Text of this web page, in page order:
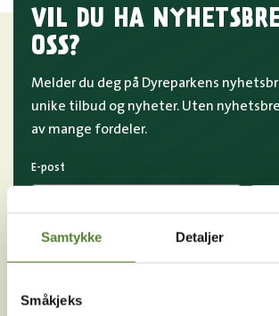
Samtykke Detaljer
Småkjeks
VIL DU HA
OSS?
Melder du deg på Dyreparkens
unike tilbud og nyheter. Uten
av mange fordeler.
E-post
Ved å melde deg på vårt nyhetsbrev godtar
betingelser.